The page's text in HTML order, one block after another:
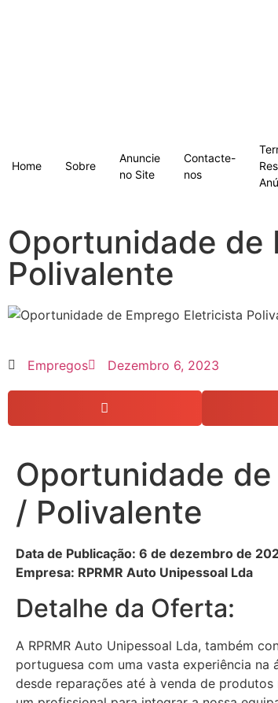
Home Sobre
Anuncie
no Site
Contacte-
nos
Oportunidade de
Polivalente
Empregos Dezembro 6, 2023
Oportunidade
/ Polivalente
Data de Publicação: 6 de dezembro de
Empresa: RPRMR Auto Unipessoal Lda
Detalhe da Oferta:
A RPRMR Auto Unipessoal Lda, também
portuguesa com uma vasta experiência na
desde reparações até à venda de